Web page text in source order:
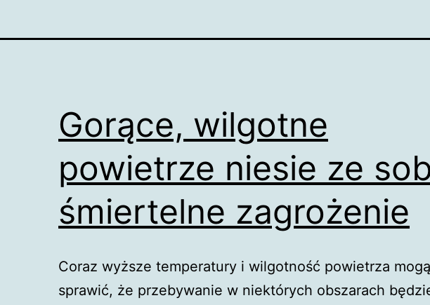
Gorące, wilgotne
powietrze niesie ze
śmiertelne zagrożenie
Coraz wyższe temperatury i wilgotność powietrza mogą
sprawić, że przebywanie w niektórych obszarach